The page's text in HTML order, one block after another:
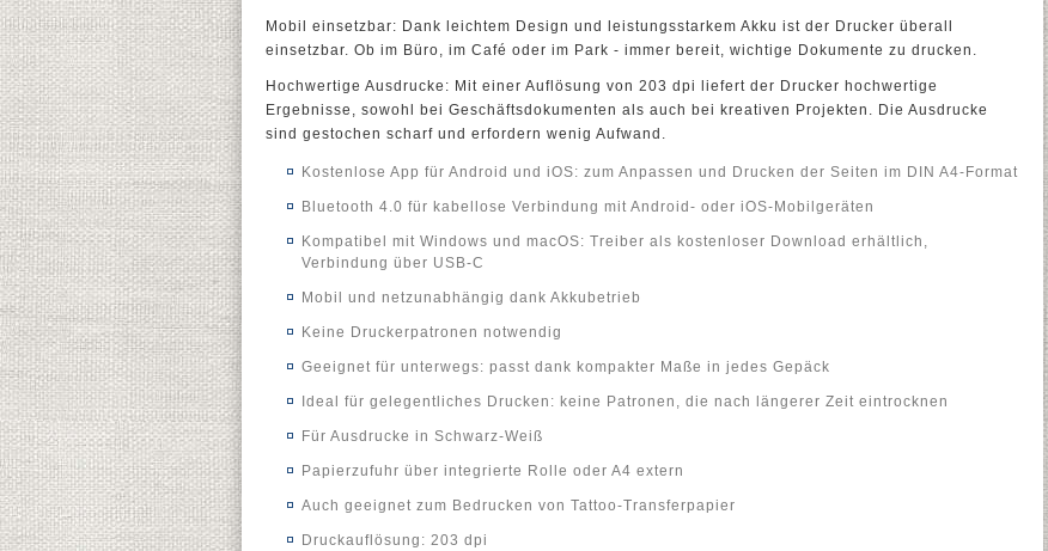
Mobil einsetzbar: Dank leichtem Design und leistungsstarkem Akku ist der Drucker überall
einsetzbar. Ob im Büro, im Café oder im Park - immer bereit, wichtige Dokumente zu drucken.
Hochwertige Ausdrucke: Mit einer Auflösung von 203 dpi liefert der Drucker hochwertige
Ergebnisse, sowohl bei Geschäftsdokumenten als auch bei kreativen Projekten. Die Ausdrucke
sind gestochen scharf und erfordern wenig Aufwand.
Kostenlose App für Android und iOS: zum Anpassen und Drucken der Seiten im DIN A4-Format
Bluetooth 4.0 für kabellose Verbindung mit Android- oder iOS-Mobilgeräten
Kompatibel mit Windows und macOS: Treiber als kostenloser Download erhältlich,
Verbindung über USB-C
Mobil und netzunabhängig dank Akkubetrieb
Keine Druckerpatronen notwendig
Geeignet für unterwegs: passt dank kompakter Maße in jedes Gepäck
Ideal für gelegentliches Drucken: keine Patronen, die nach längerer Zeit eintrocknen
Für Ausdrucke in Schwarz-Weiß
Papierzufuhr über integrierte Rolle oder A4 extern
Auch geeignet zum Bedrucken von Tattoo-Transferpapier
Druckauflösung: 203 dpi